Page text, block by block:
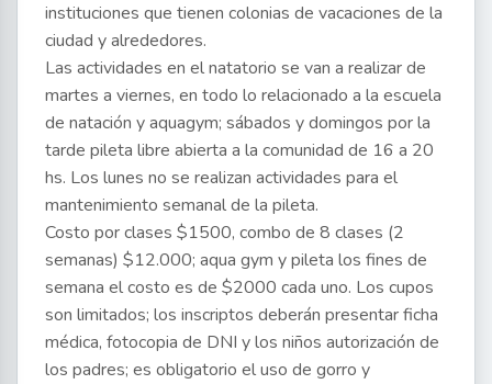
instituciones que tienen colonias de vacaciones de la
ciudad y alrededores.
Las actividades en el natatorio se van a realizar de
martes a viernes, en todo lo relacionado a la escuela
de natación y aquagym; sábados y domingos por la
tarde pileta libre abierta a la comunidad de 16 a 20
hs. Los lunes no se realizan actividades para el
mantenimiento semanal de la pileta.
Costo por clases $1500, combo de 8 clases (2
semanas) $12.000; aqua gym y pileta los fines de
semana el costo es de $2000 cada uno. Los cupos
son limitados; los inscriptos deberán presentar ficha
médica, fotocopia de DNI y los niños autorización de
los padres; es obligatorio el uso de gorro y